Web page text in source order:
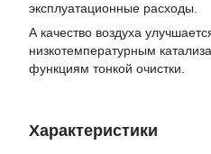
эксплуатационные расходы.
А качество воздуха
низкотемпературным
функциям тонкой очистки.
Характеристики